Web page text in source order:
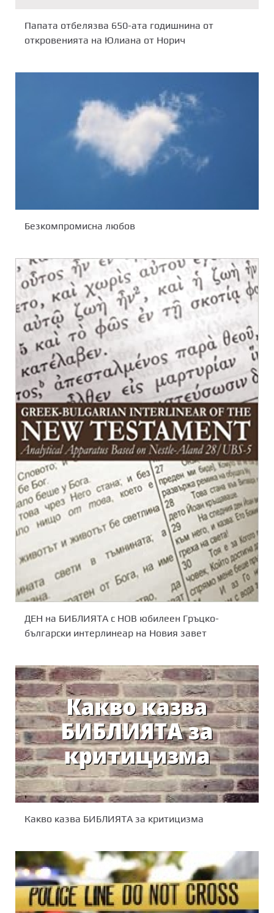
Папата отбелязва 650-ата годишнина от
откровенията на Юлиана от Норич
Безкомпромисна любов
ДЕН на БИБЛИЯТА с НОВ юбилеен Гръцко-
български интерлинеар на Новия завет
Какво казва БИБЛИЯТА за критицизма